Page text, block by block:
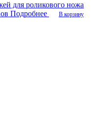
для роликового ножа
Подробнее В корзину